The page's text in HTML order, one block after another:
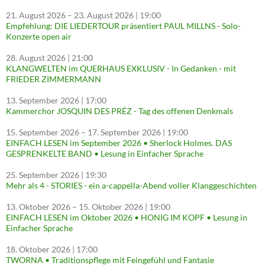
21. August 2026 – 23. August 2026 | 19:00
Empfehlung: DIE LIEDERTOUR präsentiert PAUL MILLNS - Solo-
Konzerte open air
28. August 2026 | 21:00
KLANGWELTEN im QUERHAUS EXKLUSIV - In Gedanken - mit
FRIEDER ZIMMERMANN
13. September 2026 | 17:00
Kammerchor JOSQUIN DES PRÉZ - Tag des offenen Denkmals
15. September 2026 – 17. September 2026 | 19:00
EINFACH LESEN im September 2026 • Sherlock Holmes. DAS
GESPRENKELTE BAND • Lesung in Einfacher Sprache
25. September 2026 | 19:30
Mehr als 4 - STORIES - ein a-cappella-Abend voller Klanggeschichten
13. Oktober 2026 – 15. Oktober 2026 | 19:00
EINFACH LESEN im Oktober 2026 • HONIG IM KOPF • Lesung in
Einfacher Sprache
18. Oktober 2026 | 17:00
TWORNA • Traditionspflege mit Feingefühl und Fantasie